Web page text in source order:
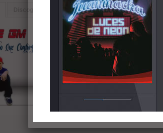
Artistas Similares
"Algo que contarte" es un EP de 5
Mientras que la canción "Sigo sin ti"